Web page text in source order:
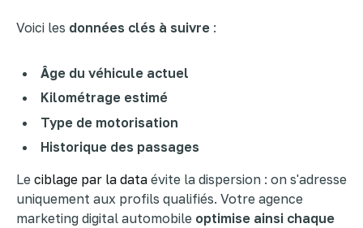
Voici les données clés à suivre :
Âge du véhicule actuel
Kilométrage estimé
Type de motorisation
Historique des passages
Le ciblage par la data évite la dispersion : on s'adresse
uniquement aux profils qualifiés. Votre agence
marketing digital automobile optimise ainsi chaque